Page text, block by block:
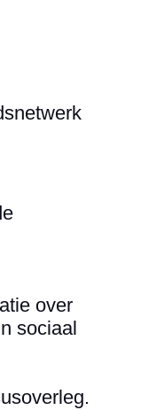
over
sociaal